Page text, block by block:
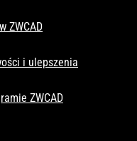
ZWCAD
i ulepszenia
ZWCAD